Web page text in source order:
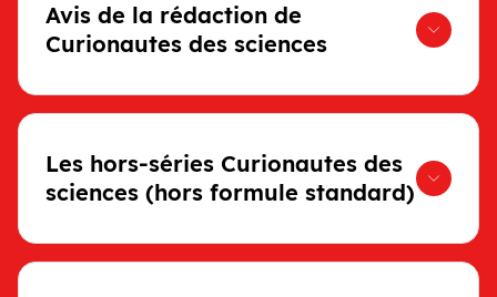
Avis de la rédaction de
Curionautes des sciences
Les hors-séries Curionautes des
sciences (hors formule standard)